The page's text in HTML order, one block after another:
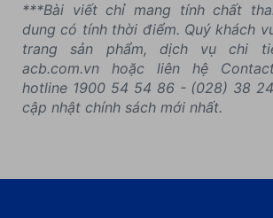
***Bài viết chỉ mang tính chất
dung có tính thời điểm. Quý khách
trang sản phẩm, dịch vụ chi
acb.com.vn hoặc liên hệ
hotline 1900 54 54 86 - (028) 38
cập nhật chính sách mới nhất.